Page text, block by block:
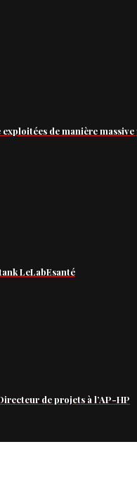
de manière
LeLabEsanté
de projets à l’AP-HP